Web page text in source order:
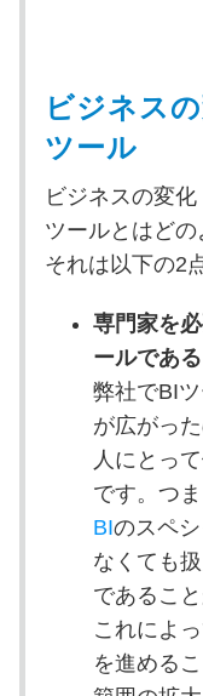
ビジネス
ツール
ビジネスの変
ツールとはどの
それは以下の2
専門家を
ールである
弊社でBI
が広がっ
人にとっ
です。つ
BIのスペ
なくても
であるこ
これによ
を進める